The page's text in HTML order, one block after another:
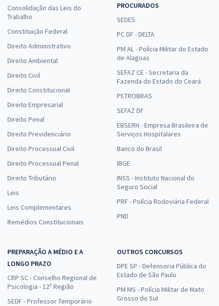
Consolidação das Leis do
Trabalho
Constituição Federal
Direito Administrativo
Direito Ambiental
Direito Civil
Direito Constitucional
Direito Empresarial
Direito Penal
Direito Previdenciário
Direito Processual Civil
Direito Processual Penal
Direito Tributário
Leis
Leis Complementares
Remédios Constitucionais
PROCURADOS
SEDES
PC DF - DELTA
PM AL - Polícia Militar do Estado
de Alagoas
SEFAZ CE - Secretaria da
Fazenda do Estado do Ceará
PETROBRAS
SEFAZ DF
EBSERH - Empresa Brasileira de
Serviços Hospitalares
Banco do Brasil
IBGE
INSS - Instituto Nacional do
Seguro Social
PRF - Polícia Rodoviária Federal
PND
PREPARAÇÃO A MÉDIO E A
LONGO PRAZO
CRP SC - Conselho Regional de
Psicologia - 12ª Região
SEDF - Professor Temporário
OUTROS CONCURSOS
DPE SP - Defensoria Pública do
Estado de São Paulo
PM MS - Polícia Militar de Mato
Grosso do Sul